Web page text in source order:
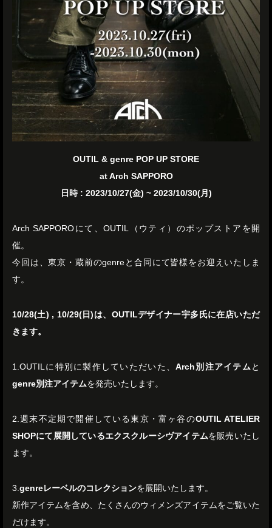
OUTIL & genre POP UP STORE
at Arch SAPPORO
日時 : 2023/10/27(金) ~ 2023/10/30(月)
Arch SAPPOROにて、OUTIL（ウティ）のポップストアを開
催。
今回は、東京・蔵前のgenreと合同にて皆様をお迎えいたしま
す。
10/28(土) , 10/29(日)は、OUTILデザイナー宇多氏に在店いただ
きます。
1.OUTILに特別に製作していただいた、Arch別注アイテム と
genre別注アイテムを発売いたします。
2.週末不定期で開催している東京・富ヶ谷のOUTIL ATELIER
SHOPにて展開しているエクスクルーシヴアイテムを販売いたし
ます。
3. genreレーベルのコレクションを展開いたします。
新作アイテムを含め、たくさんのウィメンズアイテムをご覧いた
だけます。